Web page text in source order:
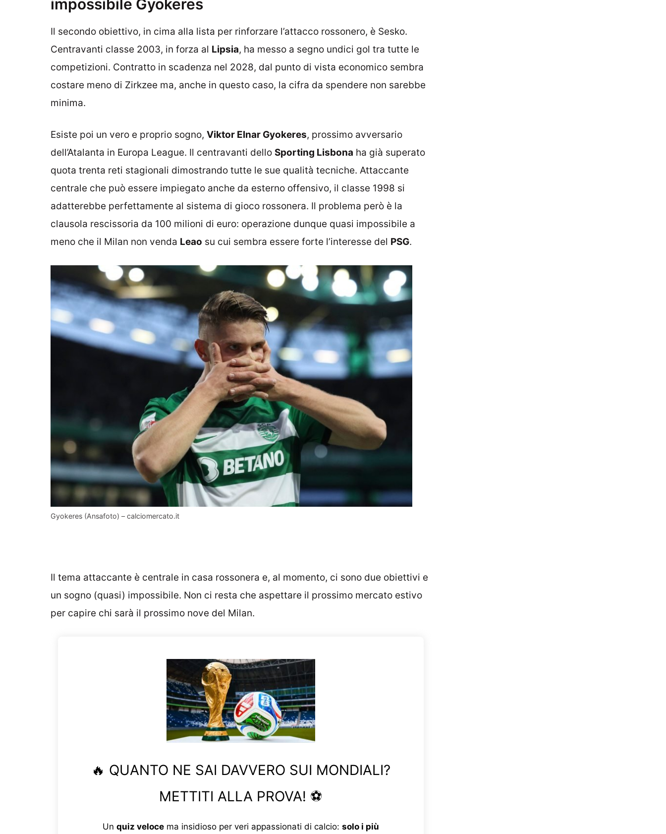
impossibile Gyokeres
Il secondo obiettivo, in cima alla lista per rinforzare l’attacco rossonero, è Sesko.
Centravanti classe 2003, in forza al Lipsia, ha messo a segno undici gol tra tutte le
competizioni. Contratto in scadenza nel 2028, dal punto di vista economico sembra
costare meno di Zirkzee ma, anche in questo caso, la cifra da spendere non sarebbe
minima.
Esiste poi un vero e proprio sogno, Viktor Elnar Gyokeres, prossimo avversario
dell’Atalanta in Europa League. Il centravanti dello Sporting Lisbona ha già superato
quota trenta reti stagionali dimostrando tutte le sue qualità tecniche. Attaccante
centrale che può essere impiegato anche da esterno offensivo, il classe 1998 si
adatterebbe perfettamente al sistema di gioco rossonera. Il problema però è la
clausola rescissoria da 100 milioni di euro: operazione dunque quasi impossibile a
meno che il Milan non venda Leao su cui sembra essere forte l’interesse del PSG.
Gyokeres (Ansafoto) – calciomercato.it
Il tema attaccante è centrale in casa rossonera e, al momento, ci sono due obiettivi e
un sogno (quasi) impossibile. Non ci resta che aspettare il prossimo mercato estivo
per capire chi sarà il prossimo nove del Milan.
🔥 QUANTO NE SAI DAVVERO SUI MONDIALI?
METTITI ALLA PROVA! ⚽
Un quiz velocema insidioso per veri appassionati di calcio: solo i più